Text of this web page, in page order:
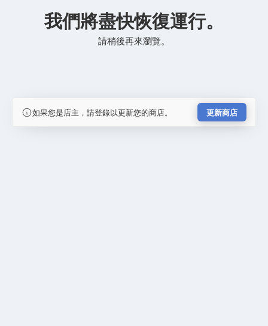
我們將盡快恢復運行。
請稍後再來瀏覽。
如果您是店主，請登錄以更新您的商店。 更新商店